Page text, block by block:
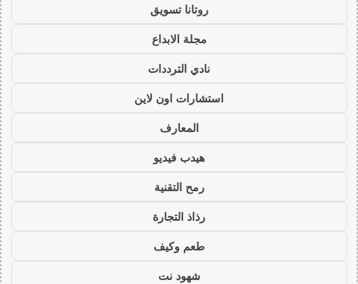
روتانا تسويق
مجلة الابداع
نادي الترددات
استشارات اون لاين
المعارف
هيدب فيديو
رمح التقنية
رذاذ التجارة
طعم وكيف
شهود نت